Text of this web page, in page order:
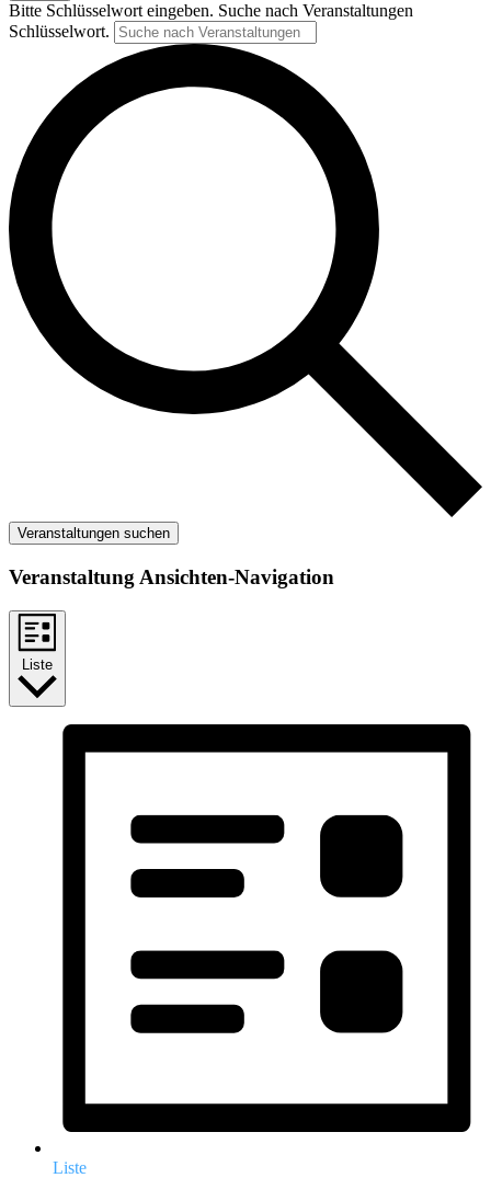
Bitte Schlüsselwort eingeben. Suche nach Veranstaltungen
Schlüsselwort.
Veranstaltungen suchen
Veranstaltung Ansichten-Navigation
Liste
Liste